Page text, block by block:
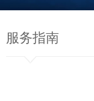
服务指南